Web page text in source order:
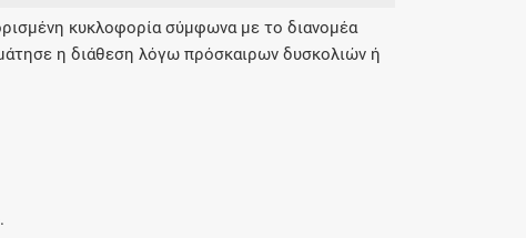
κυκλοφορία σύμφωνα με το διανομέα
η διάθεση λόγω πρόσκαιρων δυσκολιών ή